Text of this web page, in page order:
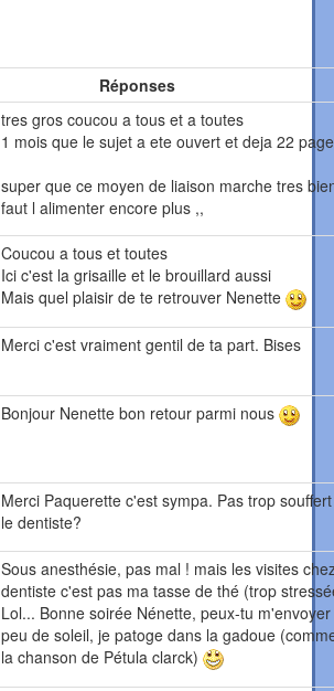
Réponses
tres gros coucou a tous et a toutes
1 mois que le sujet a ete ouvert et deja 22
super que ce moyen de liaison marche tres
faut l alimenter encore plus ,,
Coucou a tous et toutes
Ici c'est la grisaille et le brouillard aussi
Mais quel plaisir de te retrouver Nenette
Merci c'est vraiment gentil de ta part. Bises
Bonjour Nenette bon retour parmi nous
Merci Paquerette c'est sympa. Pas trop
le dentiste?
Sous anesthésie, pas mal ! mais les visites
dentiste c'est pas ma tasse de thé (trop
Lol... Bonne soirée Nénette, peux-tu
peu de soleil, je patoge dans la gadoue
la chanson de Pétula clarck)